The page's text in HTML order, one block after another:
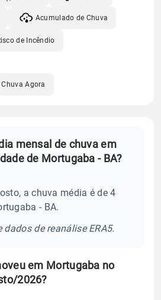
Acumulado de Chuva
de Incêndio
Chuva Agora
mensal de chuva em
de Mortugaba - BA?
a chuva média é de 4
- BA.
dados de reanálise ERA5.
em Mortugaba no
2026?